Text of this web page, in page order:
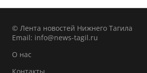
© Лента новостей Нижнего Тагила
Email: info@news-tagil.ru
О нас